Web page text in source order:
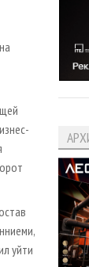
уйти